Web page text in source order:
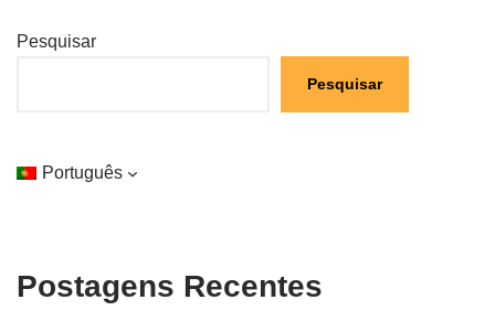
Pesquisar
Pesquisar
Português
Postagens Recentes